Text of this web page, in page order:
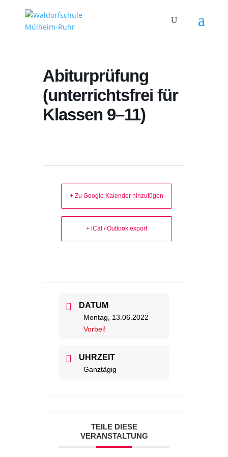
Abiturprüfung
(unterrichtsfrei für
Klassen 9–11)
+ Zu Google Kalender hinzufügen
+ iCal / Outlook export
DATUM
Montag, 13.06.2022
Vorbei!
UHRZEIT
Ganztägig
TEILE DIESE
VERANSTALTUNG